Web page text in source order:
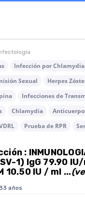
Infección por
Sexual
Herpes
Infecciones de
Chlamydia
Prueba de RPR
:
1) IgG 79.90
10.50 IU / ml ...
años